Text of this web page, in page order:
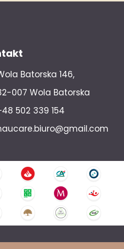
502 339 154
Batorska 146,
007 Wola Batorska